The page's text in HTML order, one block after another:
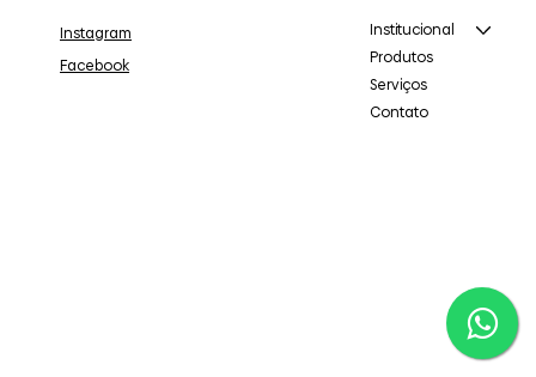
Institucional
Produtos
Serviços
Contato
Instagram
Facebook